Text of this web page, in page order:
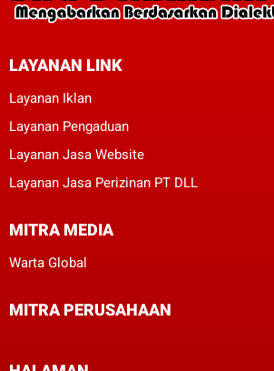
LAYANAN LINK
Layanan Iklan
Layanan Pengaduan
Layanan Jasa Website
Layanan Jasa Perizinan PT DLL
MITRA MEDIA
Warta Global
MITRA PERUSAHAAN